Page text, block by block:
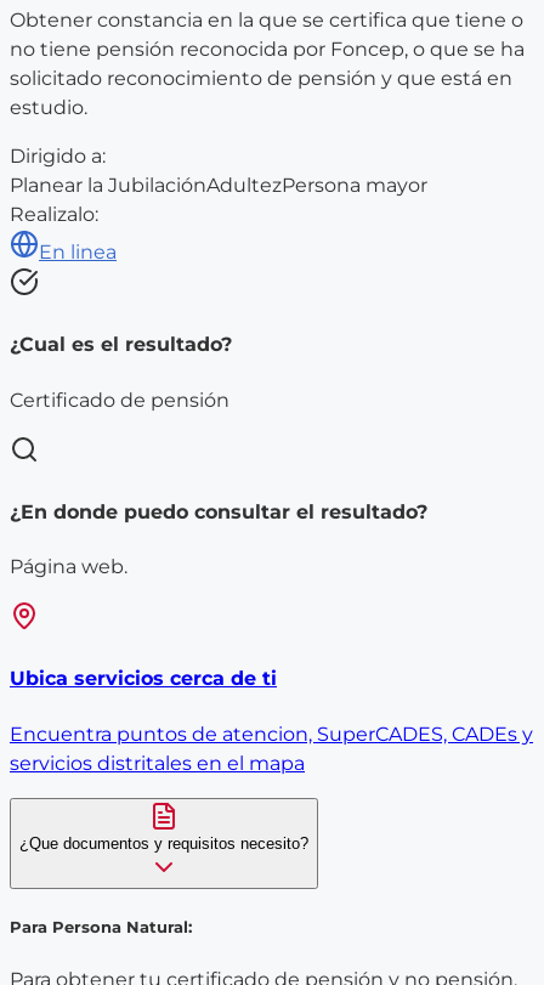
Obtener constancia en la que se certifica que tiene o
no tiene pensión reconocida por Foncep, o que se ha
solicitado reconocimiento de pensión y que está en
estudio.
Dirigido a:
Planear la JubilaciónAdultezPersona mayor
Realizalo:
En linea
¿Cual es el resultado?
Certificado de pensión
¿En donde puedo consultar el resultado?
Página web.
Ubica servicios cerca de ti
Encuentra puntos de atencion, SuperCADES, CADEs y
servicios distritales en el mapa
¿Que documentos y requisitos necesito?
Para Persona Natural:
Para obtener tu certificado de pensión y no pensión,